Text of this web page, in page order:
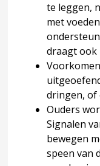
Begeleiden en
over 4
te leggen,
met
draagt ook
dringen, of
Ouders
Signalen
bewegen
speen van